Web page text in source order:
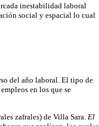
inestabilidad laboral
social y espacial lo cual
del año laboral. El tipo de
en los que se
zafrales) de Villa Sara. El